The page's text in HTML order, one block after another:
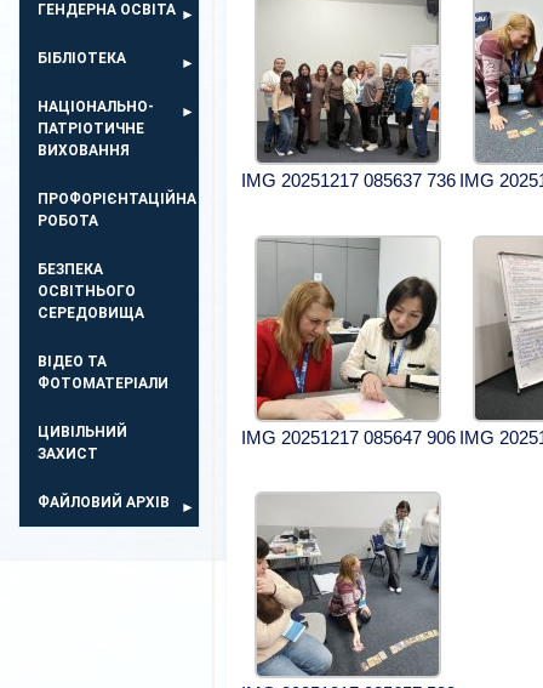
ГЕНДЕРНА ОСВІТА
БІБЛІОТЕКА
НАЦІОНАЛЬНО-
ПАТРІОТИЧНЕ
ВИХОВАННЯ
ПРОФОРІЄНТАЦІЙНА
РОБОТА
БЕЗПЕКА
ОСВIТНЬОГО
СЕРЕДОВИЩА
ВІДЕО ТА
ФОТОМАТЕРІАЛИ
ЦИВІЛЬНИЙ
ЗАХИСТ
ФАЙЛОВИЙ АРХІВ
IMG 20251217 085637 736 IMG
IMG 20251217 085647 906 IMG